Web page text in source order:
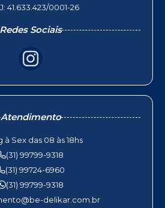
41.633.423/0001-26
Redes Sociais
Atendimento
à Sex das 08 às 18hs
(31) 99799-9318
(31) 99724-6960
(31) 99799-9318
delikar.com.br